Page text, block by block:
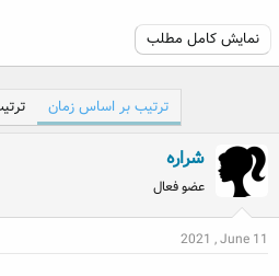
مترادف وظیفه: تکلیف، فریضه،
شغل، عمل، کار، نقش، ادرار، حقوق،
ماهیانه، مستمری، معاش، مقرری،
برابر پارسی: خویشکاری، بایستگی
معنی وظیفه در فرهنگ معین​
نمایش کامل مطلب
ترتیب بر اساس زمان
شراره
عضو فعال
2021 , June 11